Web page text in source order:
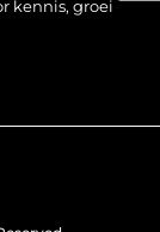
kennis, groei